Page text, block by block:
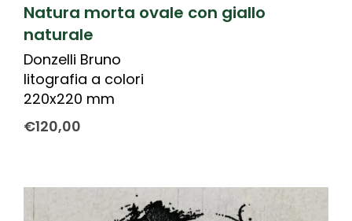
Natura morta ovale con giallo
naturale
Donzelli Bruno
litografia a colori
220x220 mm
€120,00